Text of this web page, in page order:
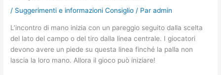
/ Suggerimenti e informazioni Consiglio / Paradmin
L’incontro di mano inizia con un pareggio seguito dalla scelta
del lato del campo o del tiro dalla linea centrale. I giocatori
devono avere un piede su questa linea finché la palla non
lascia la loro mano. Allora il gioco può iniziare!